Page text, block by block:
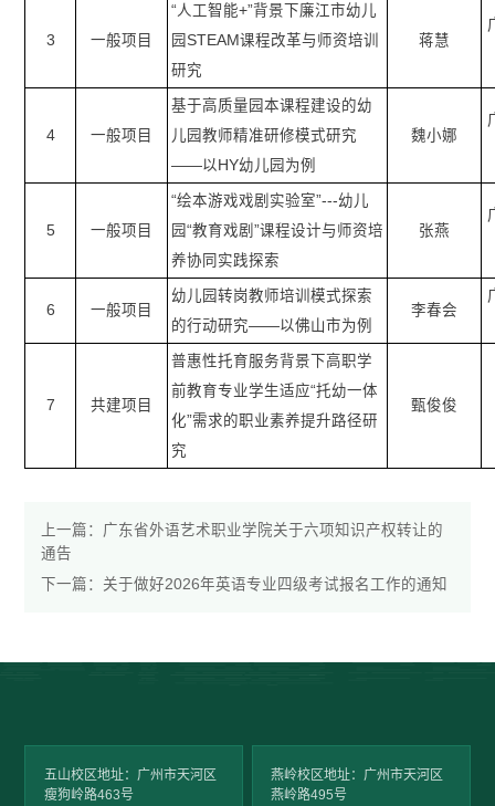
3 一般项目
“人工智能+”背景下廉江市幼儿
园STEAM课程改革与师资培训
研究
蒋慧
4 一般项目
基于高质量园本课程建设的幼
儿园教师精准研修模式研究
——以HY幼儿园为例
魏小娜
5 一般项目
“绘本游戏戏剧实验室”---幼儿
园“教育戏剧”课程设计与师资培
养协同实践探索
张燕
6 一般项目
幼儿园转岗教师培训模式探索
的行动研究——以佛山市为例
李春会
7 共建项目
普惠性托育服务背景下高职学
前教育专业学生适应“托幼一体
化”需求的职业素养提升路径研
究
甄俊俊
上一篇： 广东省外语艺术职业学院关于六项知识产权转让的
通告
下一篇： 关于做好2026年英语专业四级考试报名工作的通知
五山校区地址：广州市天河区
瘦狗岭路463号
燕岭校区地址：广州市天河区
燕岭路495号